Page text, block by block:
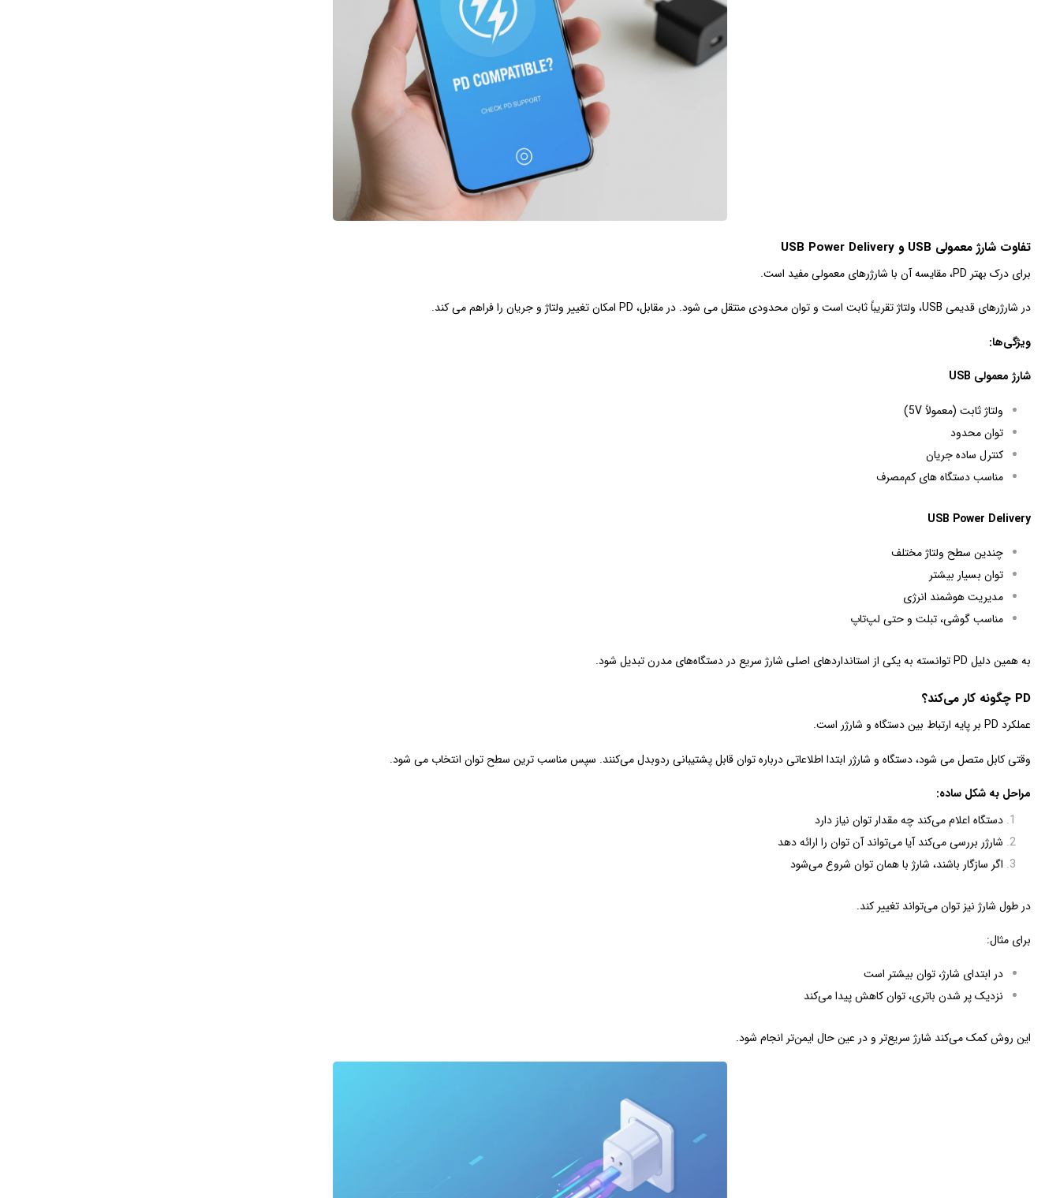
تفاوت شارژ معمولی USB و USB Power Delivery
برای درک بهتر PD، مقایسه آن با شارژرهای معمولی مفید است.
در شارژرهای قدیمی USB، ولتاژ تقریباً ثابت است و توان محدودی منتقل می‌ شود. در مقابل، PD امکان تغییر ولتاژ و جریان را فراهم می کند.
ویژگی‌ها:
شارژ معمولی USB
ولتاژ ثابت (معمولاً 5V)
توان محدود
کنترل ساده جریان
مناسب دستگاه‌ های کم‌مصرف
USB Power Delivery
چندین سطح ولتاژ مختلف
توان بسیار بیشتر
مدیریت هوشمند انرژی
مناسب گوشی، تبلت و حتی لپ‌تاپ
به همین دلیل PD توانسته به یکی از استانداردهای اصلی شارژ سریع در دستگاه‌های مدرن تبدیل شود.
PD چگونه کار می‌کند؟
عملکرد PD بر پایه ارتباط بین دستگاه و شارژر است.
وقتی کابل متصل می‌ شود، دستگاه و شارژر ابتدا اطلاعاتی درباره توان قابل پشتیبانی ردوبدل می‌کنند. سپس مناسب‌ ترین سطح توان انتخاب می‌ شود.
مراحل به شکل ساده:
دستگاه اعلام می‌کند چه مقدار توان نیاز دارد
شارژر بررسی می‌کند آیا می‌تواند آن توان را ارائه دهد
اگر سازگار باشند، شارژ با همان توان شروع می‌شود
در طول شارژ نیز توان می‌تواند تغییر کند.
برای مثال:
در ابتدای شارژ، توان بیشتر است
نزدیک پر شدن باتری، توان کاهش پیدا می‌کند
این روش کمک می‌کند شارژ سریع‌تر و در عین حال ایمن‌تر انجام شود.